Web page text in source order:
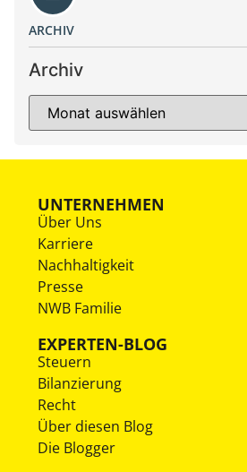
ARCHIV
Archiv
UNTERNEHMEN
Über Uns
Karriere
Nachhaltigkeit
Presse
NWB Familie
EXPERTEN-BLOG
Steuern
Bilanzierung
Recht
Über diesen Blog
Die Blogger